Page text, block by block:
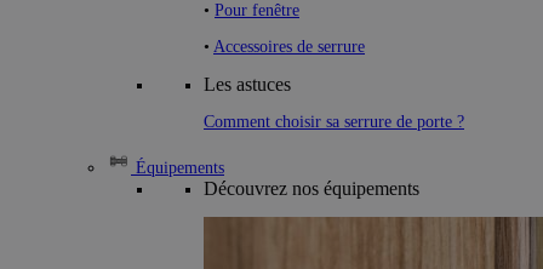
• Pour fenêtre
• Accessoires de serrure
Les astuces
Comment choisir sa serrure de porte ?
Équipements
Découvrez nos équipements